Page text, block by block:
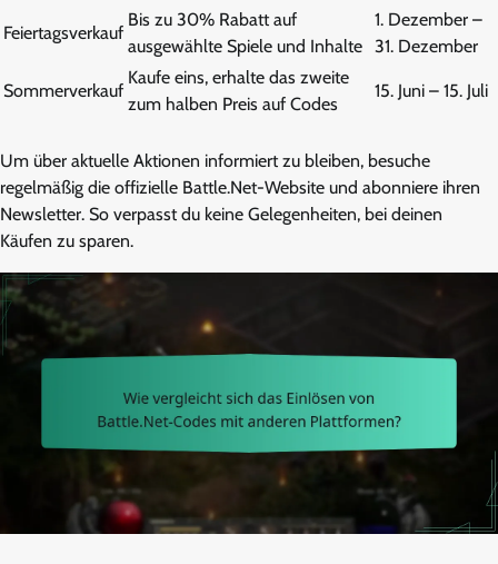
Feiertagsverkauf
Bis zu 30% Rabatt auf
ausgewählte Spiele und Inhalte
1. Dezember –
31. Dezember
Sommerverkauf
Kaufe eins, erhalte das zweite
zum halben Preis auf Codes
15. Juni – 15. Juli
Um über aktuelle Aktionen informiert zu bleiben, besuche
regelmäßig die offizielle Battle.Net-Website und abonniere ihren
Newsletter. So verpasst du keine Gelegenheiten, bei deinen
Käufen zu sparen.